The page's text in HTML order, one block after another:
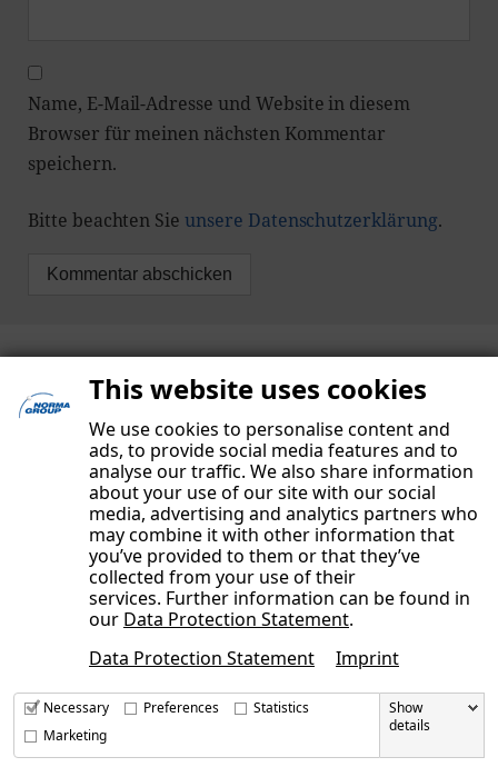
This website uses cookies
We use cookies to personalise content and
ads, to provide social media features and to
analyse our traffic. We also share information
about your use of our site with our social
media, advertising and analytics partners who
may combine it with other information that
you’ve provided to them or that they’ve
collected from your use of their
services. Further information can be found in
our Data Protection Statement.
Data Protection Statement
Imprint
Necessary Preferences
Statistics
Marketing
Show
details
Name, E-Mail-Adresse und Website in diesem
Browser für meinen nächsten Kommentar
speichern.
Bitte beachten Sieunsere Datenschutzerklärung.
IMPRESSUM
DATENSCHUTZERKLÄRUNG
UNSERE AUTOREN
KONTAKT